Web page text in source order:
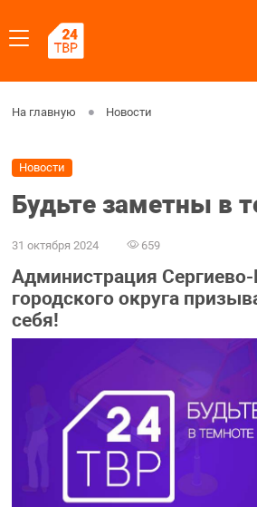
На главную Новости
Новости
Будьте заметны в
31 октября 2024 659
Администрация
городского округа
себя!